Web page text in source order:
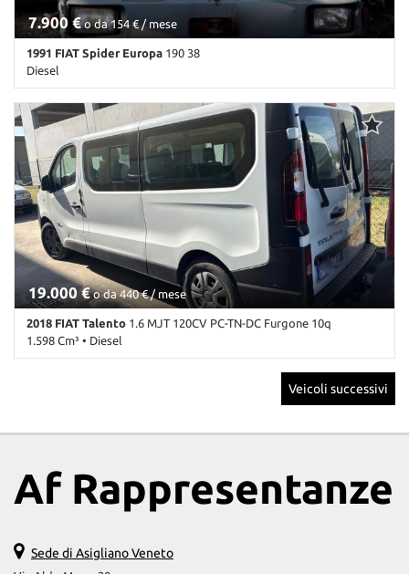
7.900 €o da 154 € / mese
1991 FIAT Spider Europa 190 38
Diesel
540.000 Km • Cambio Manuale • Antracite pastello
19.000 €o da 440 € / mese
2018 FIAT Talento 1.6 MJT 120CV PC-TN-DC Furgone 10q
1.598 Cm³ • Diesel
132.000 Km • Cambio Manuale (6) • Bianco pastello • 4 Porte • ABS
• Airbag • Antifurto • Bracciolo • Controllo trazione • ESP • Frenata
d'emergenza assistita • Immobilizzatore elettronico • Servosterzo
Veicoli successivi
Af Rappresentanze
Sede di Asigliano Veneto